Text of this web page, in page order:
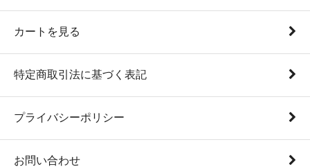
カートを見る
特定商取引法に基づく表記
プライバシーポリシー
お問い合わせ